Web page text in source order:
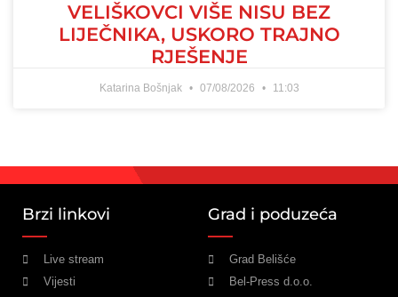
VELIŠKOVCI VIŠE NISU BEZ
LIJEČNIKA, USKORO TRAJNO
RJEŠENJE
Katarina Bošnjak 07/08/2026 11:03
Brzi linkovi
Live stream
Vijesti
Grad i poduzeća
Grad Belišće
Bel-Press d.o.o.